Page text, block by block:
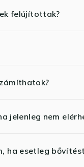
felújítottak?
jelenleg nem
ha esetleg